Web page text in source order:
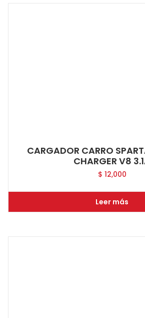
CARGADOR CARRO
CHARGER V8
$ 12,000
Leer más